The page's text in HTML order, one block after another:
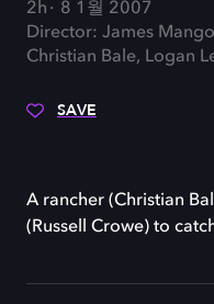
2h
8 1월 2007
Director: James
Christian Bale, Logan
SAVE
A rancher (Christian
(Russell Crowe) to